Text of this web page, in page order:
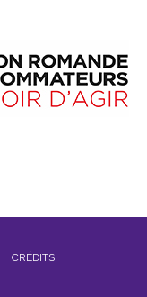
CRÉDITS